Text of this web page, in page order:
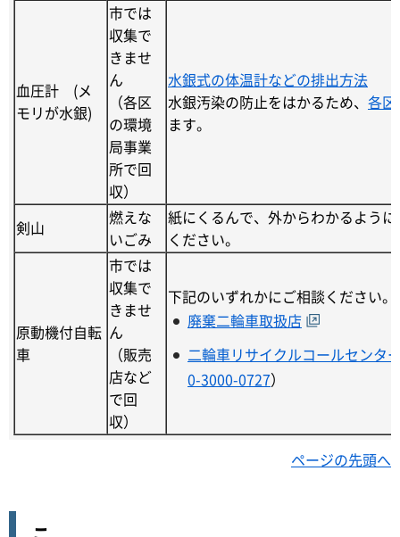
血圧計 (メ
モリが水銀)
市では
収集で
きませ
ん
（各区
の環境
局事業
所で回
収）
水銀式の体温計などの排出方法
水銀汚染の防止をはかるため、 各
ます。
剣山
燃えな
いごみ
紙にくるんで、外からわかるよう
ください。
原動機付自転
車
市では
収集で
きませ
ん
（販売
店など
で回
収）
下記のいずれかにご相談ください。
廃棄二輪車取扱店
二輪車リサイクルコールセンタ
0-3000-0727）
ページの先頭へ